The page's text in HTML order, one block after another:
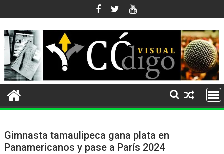
al
contenido
Gimnasta tamaulipeca gana plata en
Panamericanos y pase a París 2024